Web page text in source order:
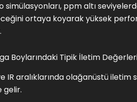
simülasyonları, ppm altı
ortaya koyarak yüksek
Boylarındaki Tipik İletim
IR aralıklarında olağanüstü
gelir.